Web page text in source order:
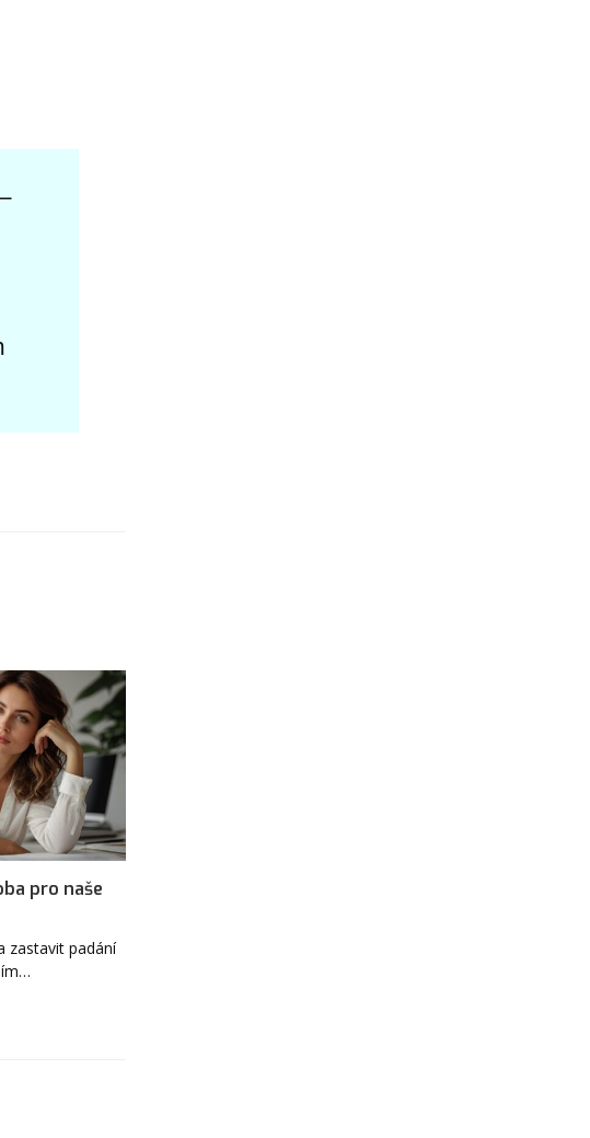
pro naše
zastavit padání